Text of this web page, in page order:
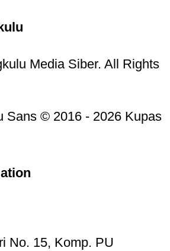
Media Siber. All Rights
Sans © 2016 - 2026 Kupas
No. 15, Komp. PU